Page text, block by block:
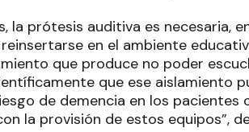
la prótesis auditiva es necesaria,
en el ambiente
que produce no poder
que ese aislamiento
de demencia en los pacientes
la provisión de estos equipos”,